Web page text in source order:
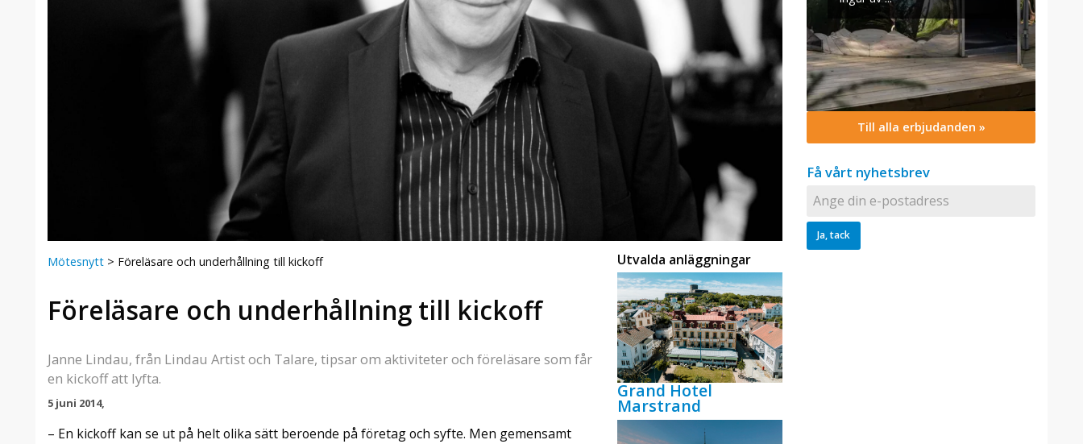
Mötesnytt > Föreläsare och underhållning till kickoff
Föreläsare och underhållning till kickoff
Janne Lindau, från Lindau Artist och Talare, tipsar om aktiviteter och föreläsare som får
en kickoff att lyfta.
5 juni 2014,
– En kickoff kan se ut på helt olika sätt beroende på företag och syfte. Men gemensamt
Utvalda anläggningar
Grand Hotel
Marstrand
Till alla erbjudanden »
Få vårt nyhetsbrev